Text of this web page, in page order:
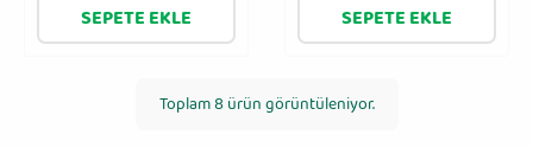
SEPETE EKLE SEPETE EKLE
Toplam 8 ürün görüntüleniyor.